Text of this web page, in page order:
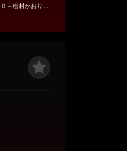
松村かおり🫧